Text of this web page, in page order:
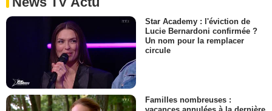
Star Academy : l'éviction de
Lucie Bernardoni confirmée ?
Un nom pour la remplacer
circule
Familles nombreuses :